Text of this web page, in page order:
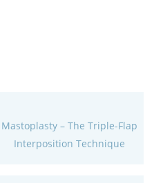
Mastoplasty – The Triple-Flap
Interposition Technique